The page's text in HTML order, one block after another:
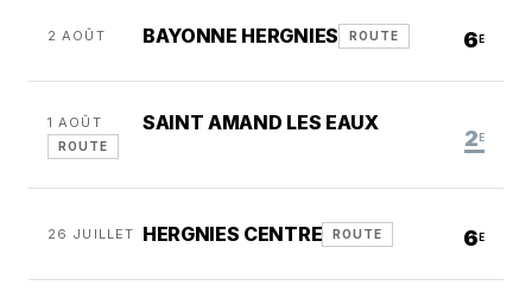
2 AOÛT BAYONNE HERGNIES ROUTE 6 E
1 AOÛT SAINT AMAND LES EAUX
ROUTE 2 E
26 JUILLET HERGNIES CENTRE ROUTE 6 E